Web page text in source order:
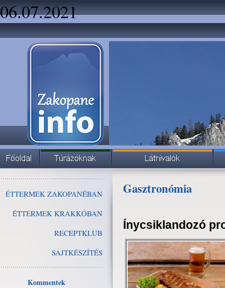
06.07.2021
ÉTTERMEK ZAKOPANÉBAN
ÉTTERMEK KRAKKÓBAN
RECEPTKLUB
SAJTKÉSZÍTÉS
Kommentek
Gasztronómia
Ínycsiklandozó